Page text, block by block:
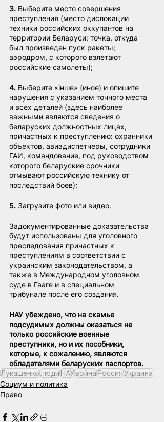
3. Выберите место совершения
преступления (место дислокации
техники российских оккупантов на
территории Беларуси; точка, откуда
был произведен пуск ракеты;
аэродром, с которого взлетают
российские самолеты);
4. Выберите «інше» (иное) и опишите
нарушения с указанием точного места
и всех деталей (здесь наиболее
важными являются сведения о
беларуских должностных лицах,
причастных к преступлению: охранники
объектов, авиадиспетчеры, сотрудники
ГАИ, командование, под руководством
которого беларуские срочники
отмывают российскую технику от
последствий боев);
5. Загрузите фото или видео.
Задокументированные доказательства
будут использованы для уголовного
преследования причастных к
преступлениям в соответствии с
украинским законодательством, а
также в Международном уголовном
суде в Гааге и в специальном
трибунале после его создания.
НАУ убеждено, что на скамье
подсудимых должны оказаться не
только российские военные
преступники, но и их пособники,
которые, к сожалению, являются
обладателями беларуских паспортов.
ЛукашенколюдиНАУвойнаРоссияУкраина
Социум и политика
Право